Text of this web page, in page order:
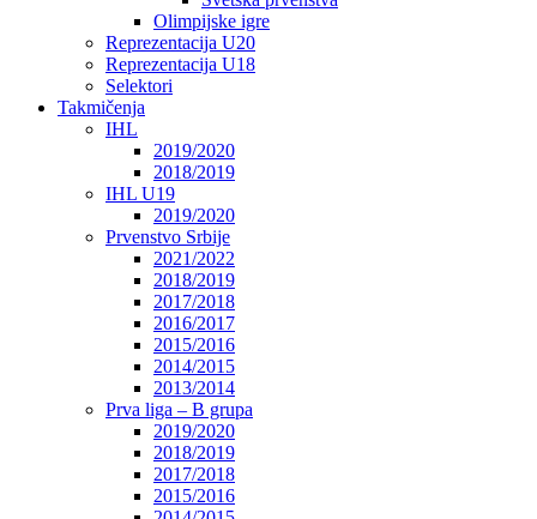
Olimpijske igre
Reprezentacija U20
Reprezentacija U18
Selektori
Takmičenja
IHL
2019/2020
2018/2019
IHL U19
2019/2020
Prvenstvo Srbije
2021/2022
2018/2019
2017/2018
2016/2017
2015/2016
2014/2015
2013/2014
Prva liga – B grupa
2019/2020
2018/2019
2017/2018
2015/2016